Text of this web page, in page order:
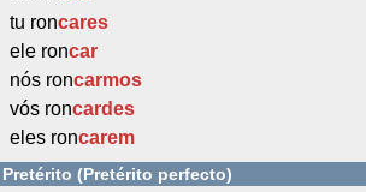
tu roncares
ele roncar
nós roncarmos
vós roncardes
eles roncarem
Pretérito (Pretérito perfecto)